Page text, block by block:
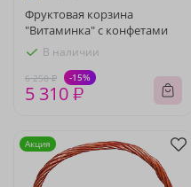
Фруктовая корзина
"Витаминка" с конфетами
В наличии
6 250 ₽ -15%
5 310 ₽
Акция